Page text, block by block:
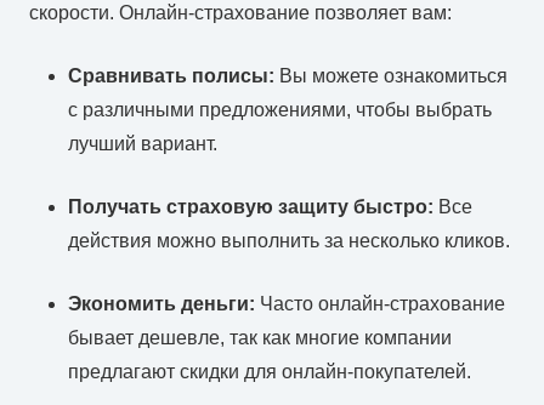
скорости. Онлайн-страхование позволяет вам:
Сравнивать полисы: Вы можете ознакомиться
с различными предложениями, чтобы выбрать
лучший вариант.
Получать страховую защиту быстро: Все
действия можно выполнить за несколько кликов.
Экономить деньги: Часто онлайн-страхование
бывает дешевле, так как многие компании
предлагают скидки для онлайн-покупателей.